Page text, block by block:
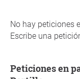
No hay peticiones
Escribe una
Peticiones en partes de Provincia de Coronel